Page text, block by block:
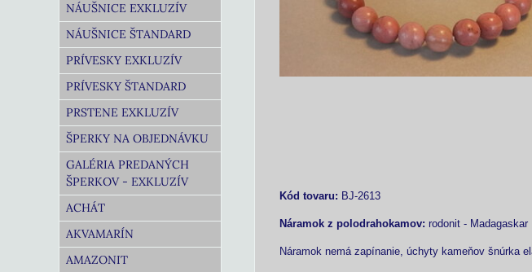
Kód tovaru: BJ-2613
Náramok z polodrahokamov: rodonit - Madagaskar
Náramok nemá zapínanie, úchyty kameňov šnúrka
NÁUŠNICE EXKLUZÍV
NÁUŠNICE ŠTANDARD
PRÍVESKY EXKLUZÍV
PRÍVESKY ŠTANDARD
PRSTENE EXKLUZÍV
ŠPERKY NA OBJEDNÁVKU
GALÉRIA PREDANÝCH
ŠPERKOV - EXKLUZÍV
ACHÁT
AKVAMARÍN
AMAZONIT